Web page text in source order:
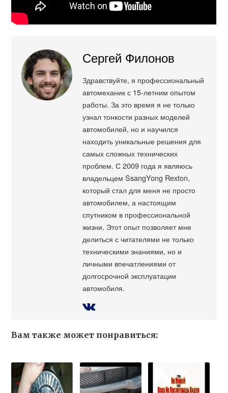
Сергей Филонов
Здравствуйте, я профессиональный
автомеханик с 15-летним опытом
работы. За это время я не только
узнал тонкости разных моделей
автомобилей, но и научился
находить уникальные решения для
самых сложных технических
проблем. С 2009 года я являюсь
владельцем SsangYong Rexton,
который стал для меня не просто
автомобилем, а настоящим
спутником в профессиональной
жизни. Этот опыт позволяет мне
делиться с читателями не только
техническими знаниями, но и
личными впечатлениями от
долгосрочной эксплуатации
автомобиля.
Вам также может понравиться: